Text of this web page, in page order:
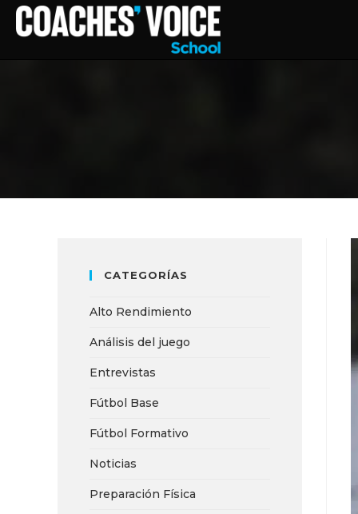
CATEGORÍAS
Alto Rendimiento
Análisis del juego
Entrevistas
Fútbol Base
Fútbol Formativo
Noticias
Preparación Física